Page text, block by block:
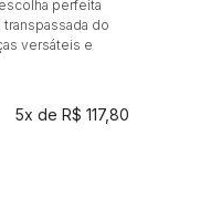
perfeita
do
versáteis e
5x R$ 117,80